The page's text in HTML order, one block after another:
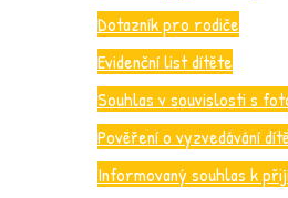
Dotazník pro rodiče
Evidenční list dítěte
Souhlas v souvislosti s
Pověření o vyzvedávání
Informovaný souhlas k